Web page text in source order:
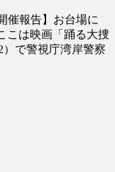
催報告】お台場に
こは映画「踊る大捜
で警視庁湾岸警察